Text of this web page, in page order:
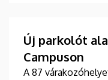
Új parkolót
Campuson
A 87